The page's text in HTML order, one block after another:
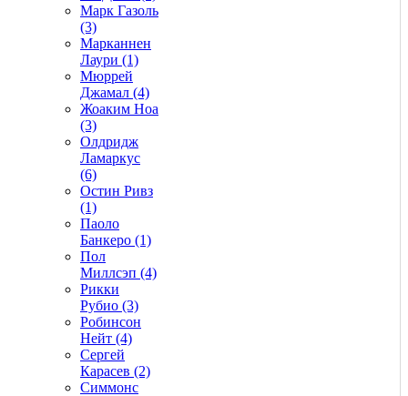
Марк Газоль
(3)
Марканнен
Лаури (1)
Мюррей
Джамал (4)
Жоаким Ноа
(3)
Олдридж
Ламаркус
(6)
Остин Ривз
(1)
Паоло
Банкеро (1)
Пол
Миллсэп (4)
Рикки
Рубио (3)
Робинсон
Нейт (4)
Сергей
Карасев (2)
Симмонс